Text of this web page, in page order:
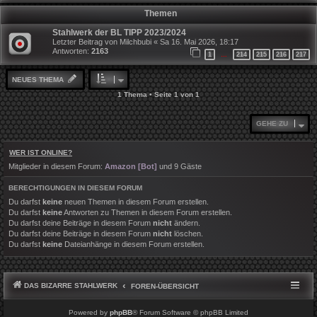
Themen
Stahlwerk der BL TIPP 2023/2024
Letzter Beitrag von Milchbubi « Sa 16. Mai 2026, 18:17
Antworten: 2163 1 … 214 215 216 217
NEUES THEMA
1 Thema • Seite1 von1
GEHE ZU
WER IST ONLINE?
Mitglieder in diesem Forum: Amazon [Bot] und 9 Gäste
BERECHTIGUNGEN IN DIESEM FORUM
Du darfst keine neuen Themen in diesem Forum erstellen.
Du darfst keineAntworten zu Themen in diesem Forum erstellen.
Du darfst deine Beiträge in diesem Forum nicht ändern.
Du darfst deine Beiträge in diesem Forum nicht löschen.
Du darfst keine Dateianhänge in diesem Forum erstellen.
DAS BIZARRE STAHLWERK FOREN-ÜBERSICHT
Powered by phpBB® Forum Software © phpBB Limited